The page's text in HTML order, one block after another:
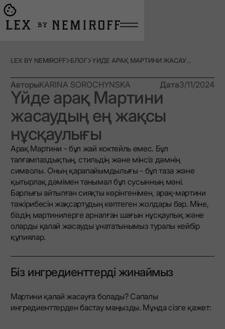
Go to main page
LEX BY NEMIROFF БЛОГ ҮЙДЕ АРАҚ МАРТИНИ ЖАСАУДЫҢ ЕҢ ЖАҚСЫ НҰСҚАУЛЫҒЫ
АвторыKARINA SOROCHYNSKA Дата3/11/2024
Үйде арақ Мартини
жасаудың ең жақсы
нұсқаулығы
Арақ Мартини - бұл жай коктейль емес. Бұл
талғампаздықтың, стильдің және мінсіз дәмнің
символы. Оның қарапайымдылығы - бұл таза және
қытырлақ дәмімен танымал бұл сусынның мәні.
Барлығы айтылған сияқты көрінгенімен, арақ-мартини
тәжірибесін жақсартудың көптеген жолдары бар. Міне,
біздің мартинилерге арналған шағын нұсқаулық және
оларды қалай жасауды ұнататынымыз туралы кейбір
құпиялар.
Біз ингредиенттерді жинаймыз
Мартини қалай жасауға болады? Сапалы
ингредиенттерден бастау маңызды. Мұнда сізге қажет: